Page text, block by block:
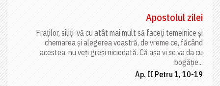
Apostolul zilei
Fraților, siliți-vă cu atât mai mult să faceți temeinice și
chemarea și alegerea voastră, de vreme ce, făcând
acestea, nu veți greși niciodată. Că așa vi se va da cu
bogăție...
Ap. II Petru 1, 10-19